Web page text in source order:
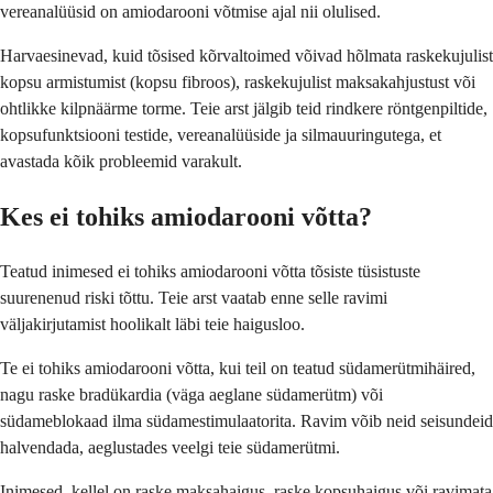
vereanalüüsid on amiodarooni võtmise ajal nii olulised.
Harvaesinevad, kuid tõsised kõrvaltoimed võivad hõlmata raskekujulist
kopsu armistumist (kopsu fibroos), raskekujulist maksakahjustust või
ohtlikke kilpnäärme torme. Teie arst jälgib teid rindkere röntgenpiltide,
kopsufunktsiooni testide, vereanalüüside ja silmauuringutega, et
avastada kõik probleemid varakult.
Kes ei tohiks amiodarooni võtta?
Teatud inimesed ei tohiks amiodarooni võtta tõsiste tüsistuste
suurenenud riski tõttu. Teie arst vaatab enne selle ravimi
väljakirjutamist hoolikalt läbi teie haigusloo.
Te ei tohiks amiodarooni võtta, kui teil on teatud südamerütmihäired,
nagu raske bradükardia (väga aeglane südamerütm) või
südameblokaad ilma südamestimulaatorita. Ravim võib neid seisundeid
halvendada, aeglustades veelgi teie südamerütmi.